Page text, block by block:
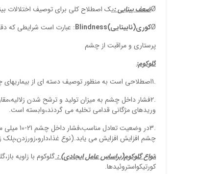
Øضعف بینایی :یک اصطلاح کلی برای توصیف اختلالات
Øکوری(نابینایی)Blindness: عبارت است شرایطی که دقت بینایی فرد در
پرستاری و مراقبت از چشم
گلوکوم:
.1اصطلاحی است به منظور توصیف دسته ای از بیماریهای چشم که با تخریب عصب بینایی همراه است.
.2فشار داخل چشم به میزان تولید و ترشح شدن
وریدهای مژگانی قدامی تخلیه می گردند،وابسته است.
.3در
چشم افزایش افزایش می یابد.(نوع
انواع گلوکوم(براساس عامل ایجادی):گلوکوم با زاویه
کورتیکواستروئیدها.